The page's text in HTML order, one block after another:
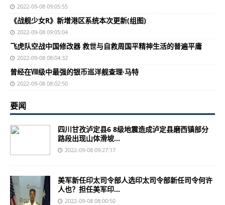
2022-09-08 09:05:55
《战舰少女R》新增港区系统本次更新(组图)
2022-09-08 09:05:04
飞虎队空战中国修改器 救世与自救周国平精神生活的普遍平庸
2022-09-08 08:04:32
曾经在Ⅷ级中最强的银币巡洋舰查理·马特
2022-09-08 08:02:50
要闻
四川甘孜泸定县6 8级地震造成泸定县磨西镇部分
路段出现山体滑坡...
2022-09-08 09:27:17
美军新任印太司令部人选印太司令部新任司令何许
人也？担任美军印...
2022-09-08 08:00:50